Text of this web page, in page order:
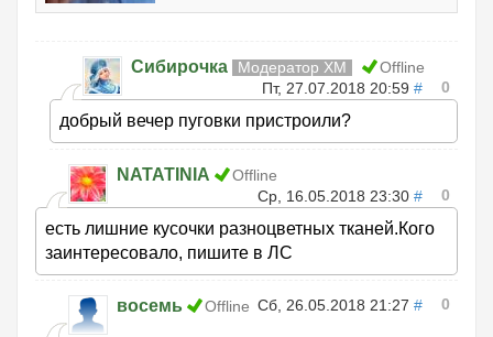
Сибирочка Модератор ХМ
Offline
Пт, 27.07.2018 20:59 # 0
добрый вечер пуговки пристроили?
NATATINIA
Offline
Ср, 16.05.2018 23:30 # 0
есть лишние кусочки разноцветных тканей.Кого
заинтересовало, пишите в ЛС
восемь Offline Сб, 26.05.2018 21:27 # 0